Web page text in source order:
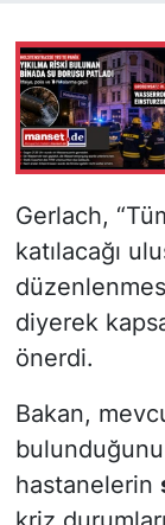
Gerlach,
katılacağı
diyerek
önerdi.
Bakan,
hastanelerin